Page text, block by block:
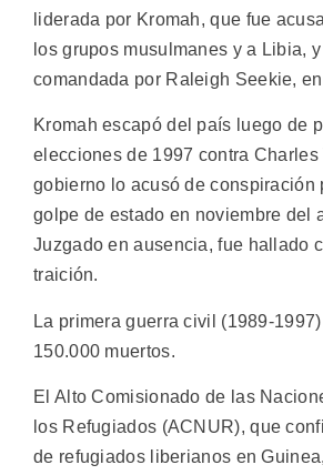
liderada por Kromah, que fue
los grupos musulmanes y a Libia,
comandada por Raleigh Seekie,
Kromah escapó del país luego de
elecciones de 1997 contra Charles
gobierno lo acusó de conspiración
golpe de estado en noviembre del
Juzgado en ausencia, fue hallado
traición.
La primera guerra civil (1989-
150.000 muertos.
El Alto Comisionado de las
los Refugiados (ACNUR), que
de refugiados liberianos en